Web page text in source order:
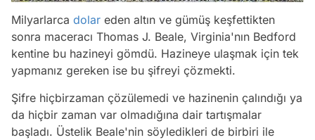
Milyarlarca dolar eden altın ve gümüş keşfettikten
sonra maceracı Thomas J. Beale, Virginia'nın Bedford
kentine bu hazineyi gömdü. Hazineye ulaşmak için tek
yapmanız gereken ise bu şifreyi çözmekti.
Şifre hiçbirzaman çözülemedi ve hazinenin çalındığı ya
da hiçbir zaman var olmadığına dair tartışmalar
başladı. Üstelik Beale'nin söyledikleri de birbiri ile